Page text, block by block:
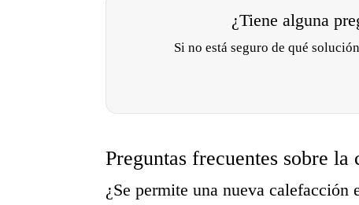
¿Tiene alguna
Si no está seguro de qué
Preguntas frecuentes sobre
¿Se permite una nueva